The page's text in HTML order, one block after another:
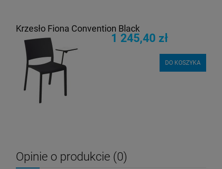
Krzesło Fiona Convention Black
1 245,40 zł
DO KOSZYKA
Opinie o produkcie (0)